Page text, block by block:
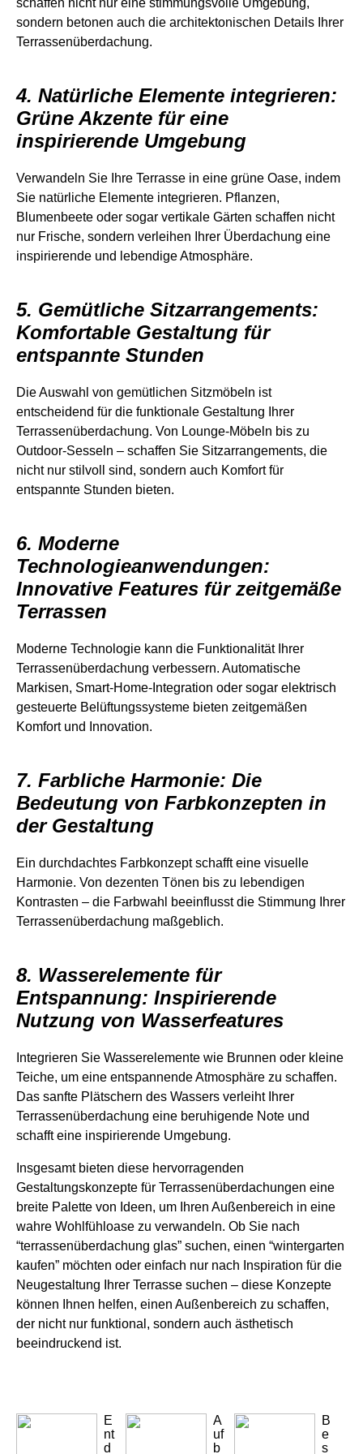
schaffen nicht nur eine stimmungsvolle Umgebung,
sondern betonen auch die architektonischen Details Ihrer
Terrassenüberdachung.
4. Natürliche Elemente integrieren:
Grüne Akzente für eine
inspirierende Umgebung
Verwandeln Sie Ihre Terrasse in eine grüne Oase, indem
Sie natürliche Elemente integrieren. Pflanzen,
Blumenbeete oder sogar vertikale Gärten schaffen nicht
nur Frische, sondern verleihen Ihrer Überdachung eine
inspirierende und lebendige Atmosphäre.
5. Gemütliche Sitzarrangements:
Komfortable Gestaltung für
entspannte Stunden
Die Auswahl von gemütlichen Sitzmöbeln ist
entscheidend für die funktionale Gestaltung Ihrer
Terrassenüberdachung. Von Lounge-Möbeln bis zu
Outdoor-Sesseln – schaffen Sie Sitzarrangements, die
nicht nur stilvoll sind, sondern auch Komfort für
entspannte Stunden bieten.
6. Moderne
Technologieanwendungen:
Innovative Features für zeitgemäße
Terrassen
Moderne Technologie kann die Funktionalität Ihrer
Terrassenüberdachung verbessern. Automatische
Markisen, Smart-Home-Integration oder sogar elektrisch
gesteuerte Belüftungssysteme bieten zeitgemäßen
Komfort und Innovation.
7. Farbliche Harmonie: Die
Bedeutung von Farbkonzepten in
der Gestaltung
Ein durchdachtes Farbkonzept schafft eine visuelle
Harmonie. Von dezenten Tönen bis zu lebendigen
Kontrasten – die Farbwahl beeinflusst die Stimmung Ihrer
Terrassenüberdachung maßgeblich.
8. Wasserelemente für
Entspannung: Inspirierende
Nutzung von Wasserfeatures
Integrieren Sie Wasserelemente wie Brunnen oder kleine
Teiche, um eine entspannende Atmosphäre zu schaffen.
Das sanfte Plätschern des Wassers verleiht Ihrer
Terrassenüberdachung eine beruhigende Note und
schafft eine inspirierende Umgebung.
Insgesamt bieten diese hervorragenden
Gestaltungskonzepte für Terrassenüberdachungen eine
breite Palette von Ideen, um Ihren Außenbereich in eine
wahre Wohlfühloase zu verwandeln. Ob Sie nach
“terrassenüberdachung glas” suchen, einen “wintergarten
kaufen” möchten oder einfach nur nach Inspiration für die
Neugestaltung Ihrer Terrasse suchen – diese Konzepte
können Ihnen helfen, einen Außenbereich zu schaffen,
der nicht nur funktional, sondern auch ästhetisch
beeindruckend ist.
E
nt
d
A
uf
b
B
e
s